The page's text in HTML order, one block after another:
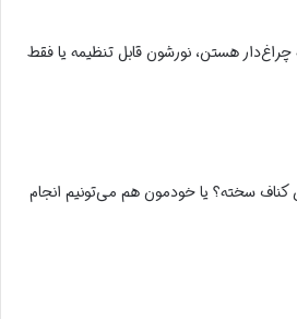
چراغ‌دار هستن، نورشون قابل تنظیمه یا فقط
سخته؟ یا خودمون هم می‌تونیم انجام